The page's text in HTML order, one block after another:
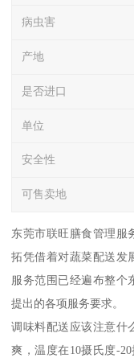
病虫害
产地
是否进口
单位
安全性
可售卖地
东莞市联旺膳食管理服
拓凭借着对蔬菜配送发
服务范围已经遍布整个
提出的各项服务要求。
调味料配送应该注意什
爽，温度在10摄氏度-